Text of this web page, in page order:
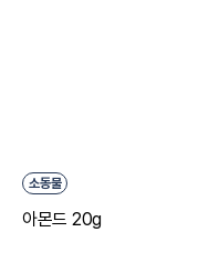
소동물
아몬드 20g